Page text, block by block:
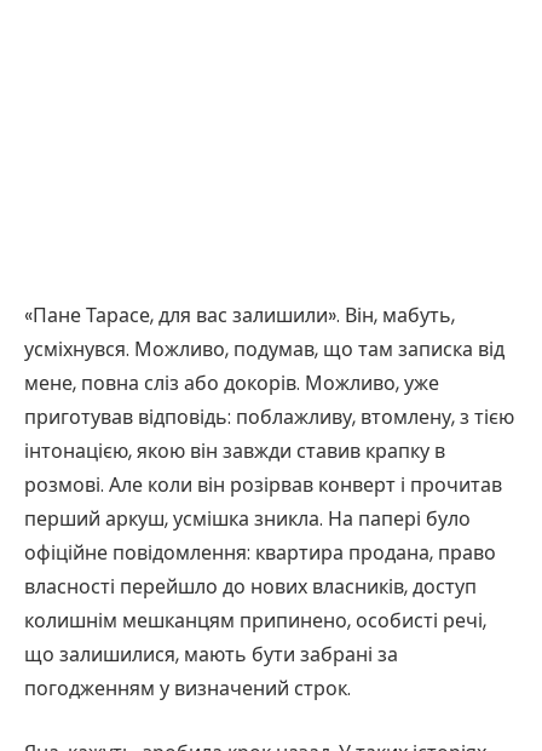
«Пане Тарасе, для вас залишили». Він, мабуть,
усміхнувся. Можливо, подумав, що там записка від
мене, повна сліз або докорів. Можливо, уже
приготував відповідь: поблажливу, втомлену, з тією
інтонацією, якою він завжди ставив крапку в
розмові. Але коли він розірвав конверт і прочитав
перший аркуш, усмішка зникла. На папері було
офіційне повідомлення: квартира продана, право
власності перейшло до нових власників, доступ
колишнім мешканцям припинено, особисті речі,
що залишилися, мають бути забрані за
погодженням у визначений строк.